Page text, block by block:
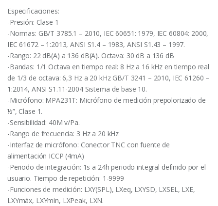
Especificaciones:
-Presión: Clase 1
-Normas: GB/T 3785.1 – 2010, IEC 60651: 1979, IEC 60804: 2000,
IEC 61672 – 1:2013, ANSI S1.4 – 1983, ANSI S1.43 – 1997.
-Rango: 22 dB(A) a 136 dB(A). Octava: 30 dB a 136 dB
-Bandas: 1/1 Octava en tiempo real: 8 Hz a 16 kHz en tiempo real
de 1/3 de octava: 6,3 Hz a 20 kHz GB/T 3241 – 2010, IEC 61260 –
1:2014, ANSI S1.11-2004 Sistema de base 10.
-Micrófono: MPA231T: Micrófono de medición prepolorizado de
½”, Clase 1.
-Sensibilidad: 40M v/Pa.
-Rango de frecuencia: 3 Hz a 20 kHz
-Interfaz de micrófono: Conector TNC con fuente de
alimentación ICCP (4mA)
-Periodo de integración: 1s a 24h periodo integral definido por el
usuario. Tiempo de repetición: 1-9999
-Funciones de medición: LXY(SPL), LXeq, LXYSD, LXSEL, LXE,
LXYmáx, LXYmin, LXPeak, LXN.